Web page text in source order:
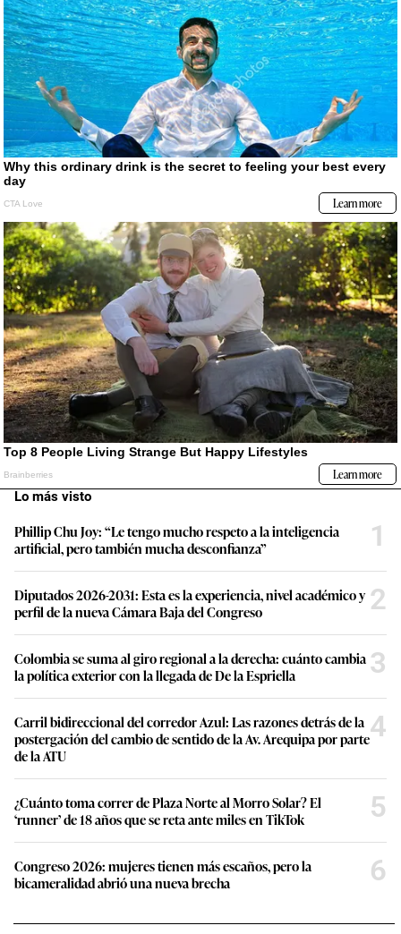
Lo más visto
Phillip Chu Joy: “Le tengo mucho respeto a la inteligencia
artificial, pero también mucha desconfianza”
1
Diputados 2026-2031: Esta es la experiencia, nivel académico y
perfil de la nueva Cámara Baja del Congreso
2
Colombia se suma al giro regional a la derecha: cuánto cambia
la política exterior con la llegada de De la Espriella
3
Carril bidireccional del corredor Azul: Las razones detrás de la
postergación del cambio de sentido de la Av. Arequipa por parte
de la ATU
4
¿Cuánto toma correr de Plaza Norte al Morro Solar? El
‘runner’ de 18 años que se reta ante miles en TikTok
5
Congreso 2026: mujeres tienen más escaños, pero la
bicameralidad abrió una nueva brecha
6